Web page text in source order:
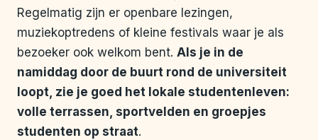
Regelmatig zijn er openbare lezingen,
muziekoptredens of kleine festivals waar je als
bezoeker ook welkom bent. Als je in de
namiddag door de buurt rond de universiteit
loopt, zie je goed het lokale studentenleven:
volle terrassen, sportvelden en groepjes
studenten op straat.